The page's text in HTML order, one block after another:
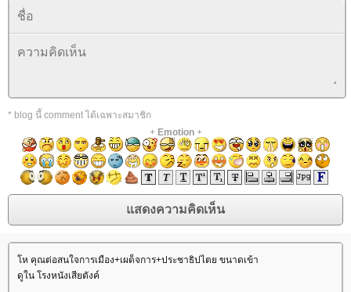
* blog นี้ comment ได้เฉพาะสมาชิก
+ Emotion+
ห คุณต่อสนใจการเมือง+เผด็จการ+ประชาธิปไตย ขนาดเข้า
ดูใน โรงหนังเสียตังค์